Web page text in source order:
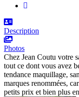
Description
Photos
Chez Jean Coutu votre
tout ce dont vous avez
tendance maquillage,
marques renommées,
petits prix et bien plus